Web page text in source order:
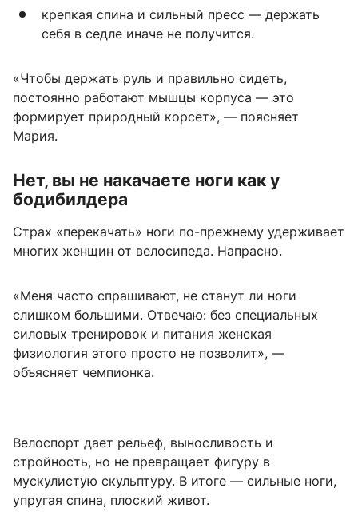
крепкая спина и сильный пресс — держать
себя в седле иначе не получится.
«Чтобы держать руль и правильно сидеть,
постоянно работают мышцы корпуса — это
формирует природный корсет», — поясняет
Мария.
Нет, вы не накачаете ноги как у
бодибилдера
Страх «перекачать» ноги по-прежнему удерживает
многих женщин от велосипеда. Напрасно.
«Меня часто спрашивают, не станут ли ноги
слишком большими. Отвечаю: без специальных
силовых тренировок и питания женская
физиология этого просто не позволит», —
объясняет чемпионка.
Велоспорт дает рельеф, выносливость и
стройность, но не превращает фигуру в
мускулистую скульптуру. В итоге — сильные ноги,
упругая спина, плоский живот.